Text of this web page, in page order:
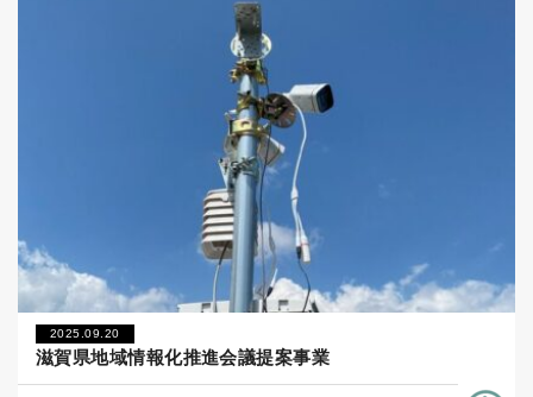
2025.09.20
滋賀県地域情報化推進会議提案事業